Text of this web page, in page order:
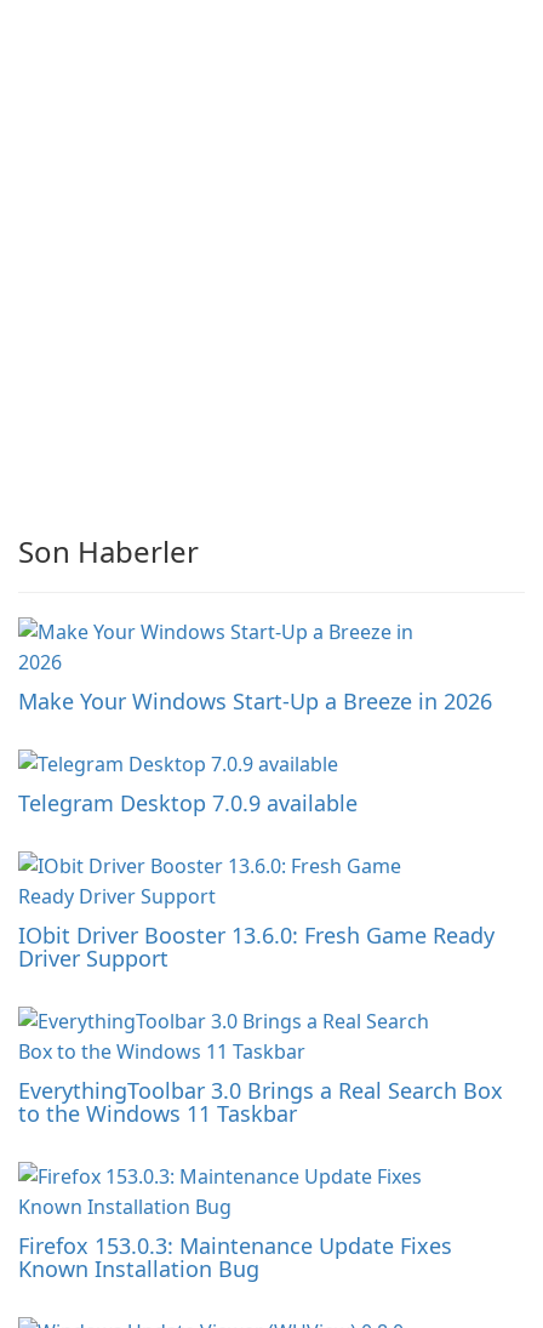
Son Haberler
Make Your Windows Start-Up a Breeze in 2026
Telegram Desktop 7.0.9 available
IObit Driver Booster 13.6.0: Fresh Game Ready
Driver Support
EverythingToolbar 3.0 Brings a Real Search Box
to the Windows 11 Taskbar
Firefox 153.0.3: Maintenance Update Fixes
Known Installation Bug